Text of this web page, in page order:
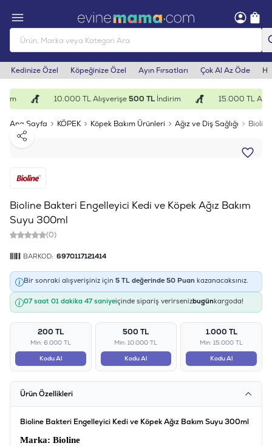
Kedinize Özel Köpeğinize Özel Ayın Fırsatları Çok Al Az Öde
10.000 TL Alışverişe500 TLİndirim 15.000 TL
Ana Sayfa KÖPEK Köpek Bakım Ürünleri Ağız ve Diş Sağlığı
Paylaş
Bioline Bakteri Engelleyici Kedi ve Köpek Ağız Bakım
Suyu 300ml
(0)
BARKOD: 6970117121414
Bir sonraki alışverişiniz için 5 TL değerinde 50 Puan kazanacaksınız.
07 saat 01 dakika 47 saniyeiçinde sipariş verirsenizbugünkargoda!
200 TL
Min: 6.000 TL
Kodu Al
500 TL
Min: 10.000 TL
Kodu Al
1.000 TL
Min: 15.000 TL
Kodu Al
Ürün Özellikleri
Bioline Bakteri Engelleyici Kedi ve Köpek Ağız Bakım Suyu 300ml
Marka: Bioline